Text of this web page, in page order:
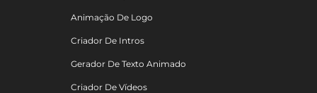
Animação De Logo
Criador De Intros
Gerador De Texto Animado
Criador De Vídeos